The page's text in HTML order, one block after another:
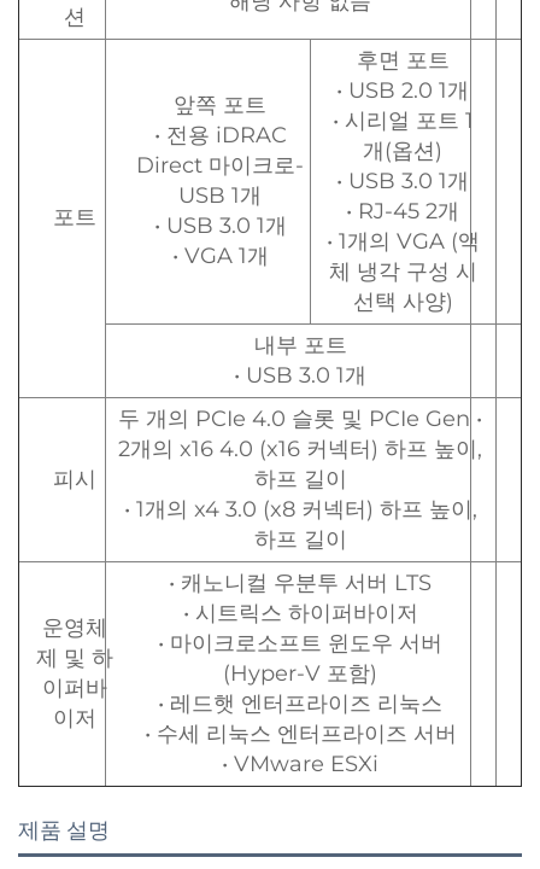
션
포트
앞쪽 포트
• 전용 iDRAC
Direct 마이크로-
USB 1개
• USB 3.0 1개
• VGA 1개
후면 포트
• USB 2.0 1개
• 시리얼 포트 1
개(옵션)
• USB 3.0 1개
• RJ-45 2개
• 1개의 VGA (액
체 냉각 구성 시
선택 사양)
내부 포트
• USB 3.0 1개
피시
두 개의 PCIe 4.0 슬롯 및 PCIe Gen •
2개의 x16 4.0 (x16 커넥터) 하프 높이,
하프 길이
• 1개의 x4 3.0 (x8 커넥터) 하프 높이,
하프 길이
운영체
제 및 하
이퍼바
이저
• 캐노니컬 우분투 서버 LTS
• 시트릭스 하이퍼바이저
• 마이크로소프트 윈도우 서버
(Hyper-V 포함)
• 레드햇 엔터프라이즈 리눅스
• 수세 리눅스 엔터프라이즈 서버
• VMware ESXi
제품 설명